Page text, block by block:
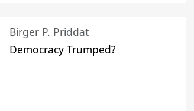
Birger P. Priddat
Democracy Trumped?